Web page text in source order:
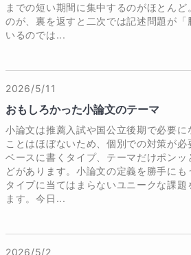
私は、ぐいぐい引っ張る指導では
ひとりの歩幅に合わせ、自ら考え
走」を大切にしています。ライタ
指導では理論を重視しますが、何
のは生徒さんの心に寄り添うこと
もちろん、志望校への不安も、ま
相談相手」として受け止めます。
分からないことを「分からない」
で、現代文・古文・小論文の壁を
までの短い期間に集中するのがほとん
のが、裏を返すと二次では記述問題が「
いるのでは...
2026/5/11
おもしろかった小論文のテーマ
小論文は推薦入試や国公立後期で必要に
ことはほぼないため、個別での対策が
ベースに書くタイプ、テーマだけポン
どがあります。小論文の定義を勝手に
タイプに当てはまらないユニークな課題
ます。今日...
2026/5/2